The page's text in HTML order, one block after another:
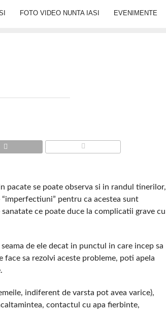
FOTO VIDEO NUNTA IASI EVENIMENTE
pacate se poate observa si in randul tinerilor,
pentru ca acestea sunt
ce poate duce la complicatii grave cu
de ele decat in punctul in care incep sa
sa rezolvi aceste probleme, poti apela
indiferent de varsta pot avea varice),
contactul cu apa fierbinte,